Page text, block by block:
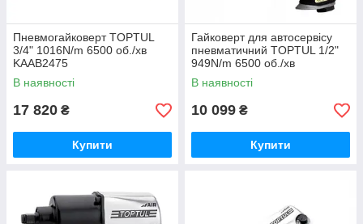
Пневмогайковерт TOPTUL
3/4" 1016N/m 6500 об./хв
KAAB2475
В наявності
17 820 ₴
Купити
Гайковерт для автосервісу
пневматичний TOPTUL 1/2"
949N/m 6500 об./хв
KAAA1660
В наявності
10 099 ₴
Купити